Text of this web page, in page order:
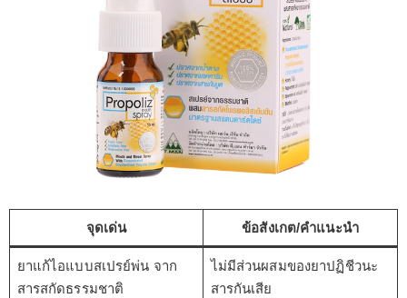
จุดเด่น ข้อสังเกต/คำแนะนำ
ยาแก้ไอแบบสเปรย์พ่น จาก
สารสกัดธรรมชาติ
ไม่มีส่วนผสมของยาปฏิชีวนะ
สารกันเสีย